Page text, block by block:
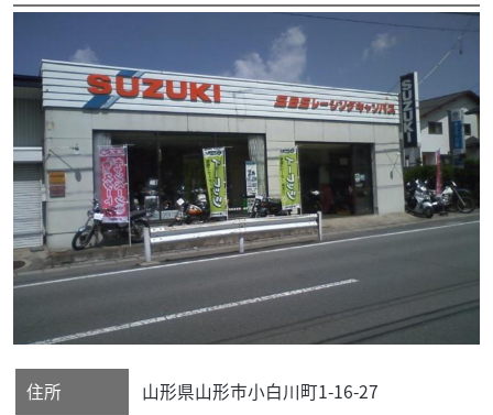
住所 山形県山形市小白川町1-16-27